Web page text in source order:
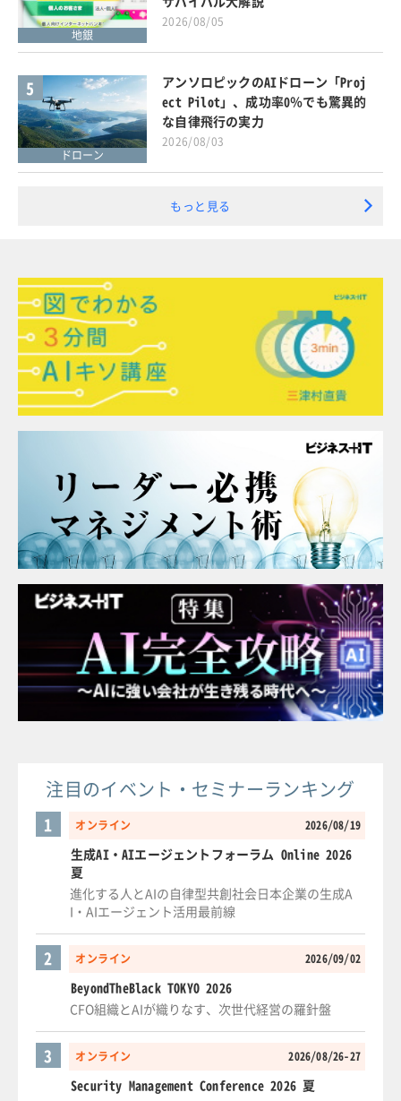
地銀
2026/08/05
5
ドローン
アンソロピックのAIドローン「Proj
ect Pilot」、成功率0％でも驚異的
な自律飛行の実力
2026/08/03
もっと見る
注目のイベント・セミナーランキング
オンライン 2026/08/19
1
生成AI・AIエージェントフォーラム Online 2026
夏
進化する人とAIの自律型共創社会日本企業の生成A
I・AIエージェント活用最前線
オンライン 2026/09/02
2
BeyondTheBlack TOKYO 2026
CFO組織とAIが織りなす、次世代経営の羅針盤
オンライン 2026/08/26-27
3
Security Management Conference 2026 夏